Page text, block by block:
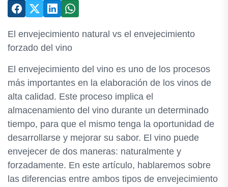
El envejecimiento natural vs el envejecimiento
forzado del vino
El envejecimiento del vino es uno de los procesos
más importantes en la elaboración de los vinos de
alta calidad. Este proceso implica el
almacenamiento del vino durante un determinado
tiempo, para que el mismo tenga la oportunidad de
desarrollarse y mejorar su sabor. El vino puede
envejecer de dos maneras: naturalmente y
forzadamente. En este artículo, hablaremos sobre
las diferencias entre ambos tipos de envejecimiento